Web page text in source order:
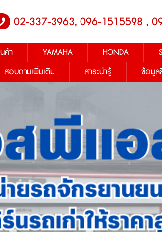
02-337-3963, 096-1515598 ,
ค้า YAMAHA HONDA
สอบถามเพิ่มเติม สาระน่ารู้ ข้อมูล